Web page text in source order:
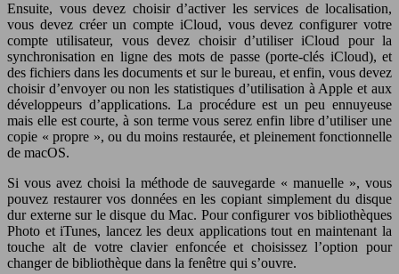
Ensuite, vous devez choisir d’activer les services de localisation,
vous devez créer un compte iCloud, vous devez configurer votre
compte utilisateur, vous devez choisir d’utiliser iCloud pour la
synchronisation en ligne des mots de passe (porte-clés iCloud), et
des fichiers dans les documents et sur le bureau, et enfin, vous devez
choisir d’envoyer ou non les statistiques d’utilisation à Apple et aux
développeurs d’applications. La procédure est un peu ennuyeuse
mais elle est courte, à son terme vous serez enfin libre d’utiliser une
copie « propre », ou du moins restaurée, et pleinement fonctionnelle
de macOS.
Si vous avez choisi la méthode de sauvegarde « manuelle », vous
pouvez restaurer vos données en les copiant simplement du disque
dur externe sur le disque du Mac. Pour configurer vos bibliothèques
Photo et iTunes, lancez les deux applications tout en maintenant la
touche alt de votre clavier enfoncée et choisissez l’option pour
changer de bibliothèque dans la fenêtre qui s’ouvre.